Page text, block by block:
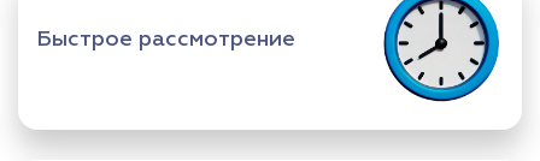
Быстрое рассмотрение